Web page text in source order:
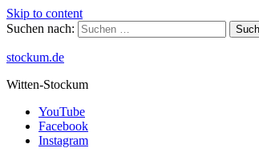
Skip to content
Suchen nach:
stockum.de
Witten-Stockum
YouTube
Facebook
Instagram